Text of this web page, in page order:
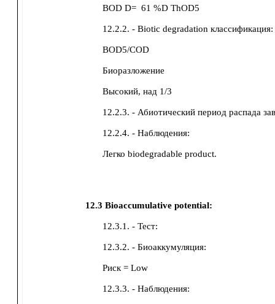
BOD D= 61 %D ThOD5
12.2.2. - Biotic degradation классификация:
BOD5/COD
Биоразложение
Высокий, над 1/3
12.2.3. - Абиотический период распада
12.2.4. - Наблюдения:
Легко biodegradable product.
12.3 Bioaccumulative potential:
12.3.1. - Тест:
12.3.2. - Биоаккумуляция:
Риск = Low
12.3.3. - Наблюдения: